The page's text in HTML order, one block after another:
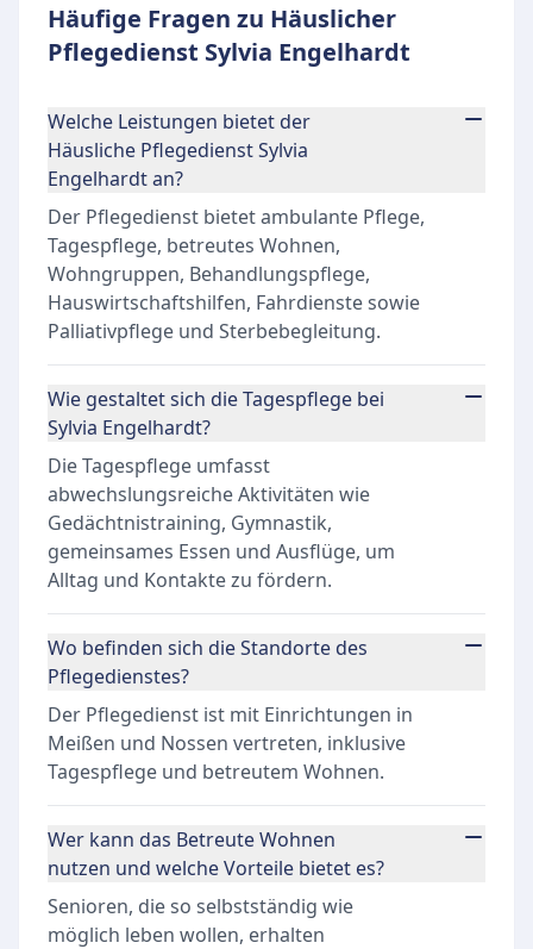
Häufige Fragen zu Häuslicher
Pflegedienst Sylvia Engelhardt
Welche Leistungen bietet der
Häusliche Pflegedienst Sylvia
Engelhardt an?
Der Pflegedienst bietet ambulante Pflege,
Tagespflege, betreutes Wohnen,
Wohngruppen, Behandlungspflege,
Hauswirtschaftshilfen, Fahrdienste sowie
Palliativpflege und Sterbebegleitung.
Wie gestaltet sich die Tagespflege bei
Sylvia Engelhardt?
Die Tagespflege umfasst
abwechslungsreiche Aktivitäten wie
Gedächtnistraining, Gymnastik,
gemeinsames Essen und Ausflüge, um
Alltag und Kontakte zu fördern.
Wo befinden sich die Standorte des
Pflegedienstes?
Der Pflegedienst ist mit Einrichtungen in
Meißen und Nossen vertreten, inklusive
Tagespflege und betreutem Wohnen.
Wer kann das Betreute Wohnen
nutzen und welche Vorteile bietet es?
Senioren, die so selbstständig wie
möglich leben wollen, erhalten